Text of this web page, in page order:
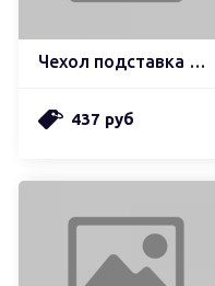
Чехол подставка с магнитом
437 руб